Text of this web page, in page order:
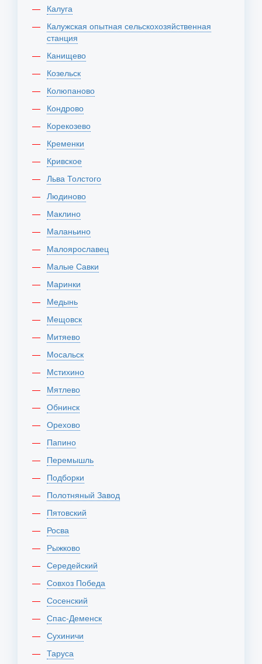
Калуга
Калужская опытная сельскохозяйственная
станция
Канищево
Козельск
Колюпаново
Кондрово
Корекозево
Кременки
Кривское
Льва Толстого
Людиново
Маклино
Маланьино
Малоярославец
Малые Савки
Маринки
Медынь
Мещовск
Митяево
Мосальск
Мстихино
Мятлево
Обнинск
Орехово
Папино
Перемышль
Подборки
Полотняный Завод
Пятовский
Росва
Рыжково
Середейский
Совхоз Победа
Сосенский
Спас-Деменск
Сухиничи
Таруса